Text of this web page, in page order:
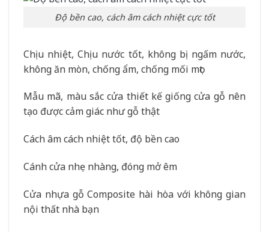
Độ bền cao, cách âm cách nhiệt cực tốt
Chịu nhiệt, Chịu nước tốt, không bị ngấm nước,
không ăn mòn, chống ẩm, chống mối mọt
Mẫu mã, màu sắc cửa thiết kế giống cửa gỗ nên
tạo được cảm giác như gỗ thật
Cách âm cách nhiệt tốt, độ bền cao
Cánh cửa nhẹ nhàng, đóng mở êm
Cửa nhựa gỗ Composite hài hòa với không gian
nội thất nhà bạn